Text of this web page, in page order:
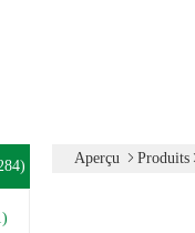
Aperçu Produits